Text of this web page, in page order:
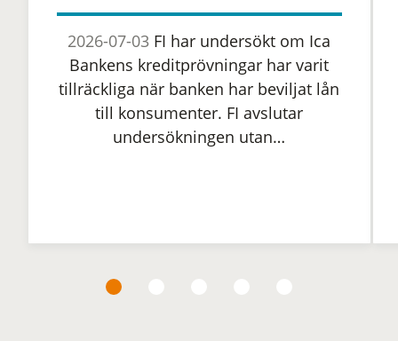
2026-07-03 FI har undersökt om Ica
Bankens kreditprövningar har varit
tillräckliga när banken har beviljat lån
till konsumenter. FI avslutar
undersökningen utan…